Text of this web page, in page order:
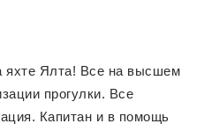
яхте Ялта! Все на высшем
прогулки. Все
Капитан и в помощь